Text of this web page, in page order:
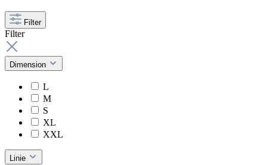
Filter
Filter
Dimension
L
M
S
XL
XXL
Linie